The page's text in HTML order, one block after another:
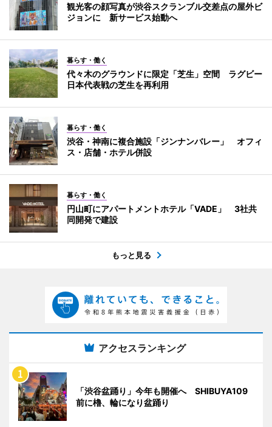
観光客の顔写真が渋谷スクランブル交差点の屋外ビ
ジョンに 新サービス始動へ
暮らす・働く
代々木のグラウンドに限定「芝生」空間 ラグビー
日本代表戦の芝生を再利用
暮らす・働く
渋谷・神南に複合施設「ジンナンバレー」 オフィ
ス・店舗・ホテル併設
暮らす・働く
円山町にアパートメントホテル「VADE」 3社共
同開発で建設
もっと見る
アクセスランキング
「渋谷盆踊り」今年も開催へ SHIBUYA109
前に櫓、輪になり盆踊り